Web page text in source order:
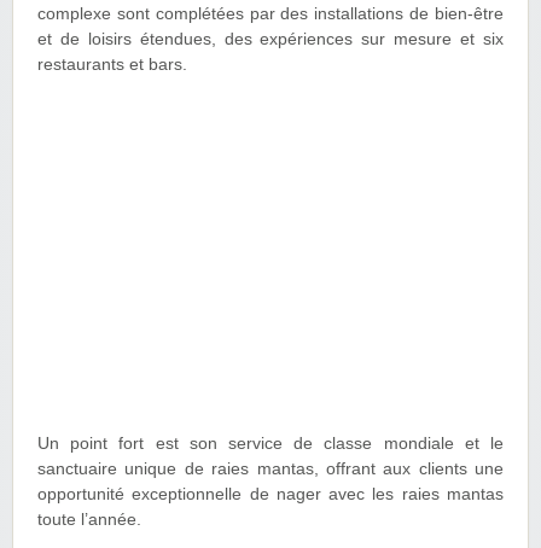
complexe sont complétées par des installations de bien-être
et de loisirs étendues, des expériences sur mesure et six
restaurants et bars.
Un point fort est son service de classe mondiale et le
sanctuaire unique de raies mantas, offrant aux clients une
opportunité exceptionnelle de nager avec les raies mantas
toute l’année.